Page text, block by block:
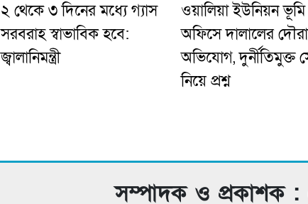
২ থেকে ৩ দিনের মধ্যে গ্যাস
সরবরাহ স্বাভাবিক হবে:
জ্বালানিমন্ত্রী
ওয়ালিয়া ইউনিয়ন ভূমি
অফিসে দালালের
অভিযোগ, দুর্নীতিমুক্ত
নিয়ে প্রশ্ন
সম্পাদক ও প্রকাশক